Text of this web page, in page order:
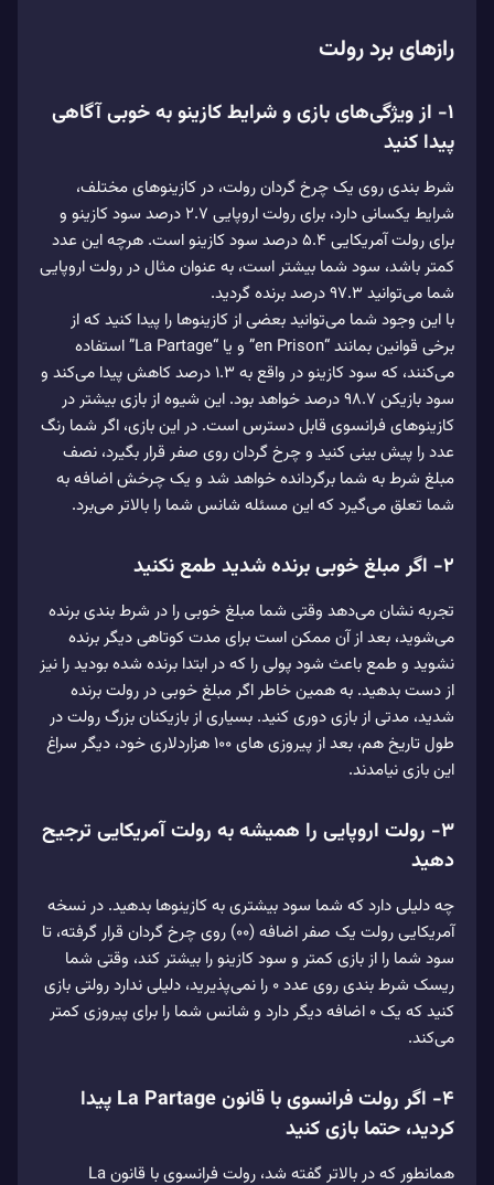
رازهای برد رولت
۱- از ویژگی‌های بازی و شرایط کازینو به خوبی آگاهی
پیدا کنید
شرط بندی روی یک چرخ گردان رولت، در کازینوهای مختلف،
شرایط یکسانی دارد، برای رولت اروپایی ۲.۷ درصد سود کازینو و
برای رولت آمریکایی ۵.۴ درصد سود کازینو است. هرچه این عدد
کمتر باشد، سود شما بیشتر است، به عنوان مثال در رولت اروپایی
شما می‌توانید ۹۷.۳ درصد برنده گردید.
با این وجود شما می‌توانید بعضی از کازینوها را پیدا کنید که از
برخی قوانین بمانند “en Prison” و یا “La Partage” استفاده
می‌کنند، که سود کازینو در واقع به ۱.۳ درصد کاهش پیدا می‌کند و
سود بازیکن ۹۸.۷ درصد خواهد بود. این شیوه از بازی بیشتر در
کازینوهای فرانسوی قابل دسترس است. در این بازی، اگر شما رنگ
عدد را پیش بینی کنید و چرخ گردان روی صفر قرار بگیرد، نصف
مبلغ شرط به شما برگردانده خواهد شد و یک چرخش اضافه به
شما تعلق می‌گیرد که این مسئله شانس شما را بالاتر می‌برد.
۲- اگر مبلغ خوبی برنده شدید طمع نکنید
تجربه نشان می‌دهد وقتی شما مبلغ خوبی را در شرط بندی برنده
می‌شوید، بعد از آن ممکن است برای مدت کوتاهی دیگر برنده
نشوید و طمع باعث شود پولی را که در ابتدا برنده شده بودید را نیز
از دست بدهید. به همین خاطر اگر مبلغ خوبی در رولت برنده
شدید، مدتی از بازی دوری کنید. بسیاری از بازیکنان بزرگ رولت در
طول تاریخ هم، بعد از پیروزی های ۱۰۰ هزاردلاری خود، دیگر سراغ
این بازی نیامدند.
۳- رولت اروپایی را همیشه به رولت آمریکایی ترجیح
دهید
چه دلیلی دارد که شما سود بیشتری به کازینوها بدهید. در نسخه
آمریکایی رولت یک صفر اضافه (۰۰) روی چرخ گردان قرار گرفته، تا
سود شما را از بازی کمتر و سود کازینو را بیشتر کند، وقتی شما
ریسک شرط بندی روی عدد ۰ را نمی‌پذیرید، دلیلی ندارد رولتی بازی
کنید که یک ۰ اضافه دیگر دارد و شانس شما را برای پیروزی کمتر
می‌کند.
۴- اگر رولت فرانسوی با قانون La Partage پیدا
کردید، حتما بازی کنید
همانطور که در بالاتر گفته شد، رولت فرانسوی با قانون La